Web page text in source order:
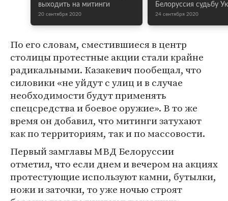
выходить на митинги
20 сентября 2020
Белоруссия судьбу
24 сентября 2020
По его словам, сместившиеся в центр
столицы протестные акции стали крайне
радикальными. Казакевич пообещал, что
силовики «не уйдут с улиц и в случае
необходимости будут применять
спецсредства и боевое оружие». В то же
время он добавил, что митинги затухают
как по территориям, так и по массовости.
Первый замглавы МВД Белоруссии
отметил, что если днем и вечером на акциях
протестующие используют камни, бутылки,
ножи и заточки, то уже ночью строят